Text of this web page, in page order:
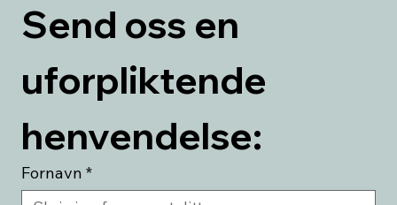
Send oss en
uforpliktende
henvendelse:
Fornavn *